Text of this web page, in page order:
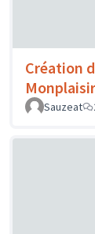
Création
Monplaisir
Sauzeat